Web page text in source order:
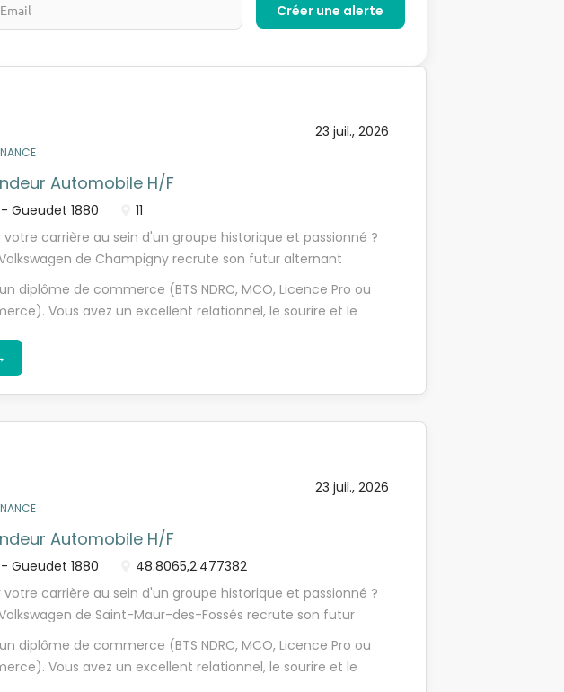
23 juil., 2026
Automobile H/F
Gueudet 1880
11
votre carrière au sein d'un groupe historique et passionné ?
de Champigny recrute son futur alternant
(f/h). Sous la responsabilité du Chef des Ventes et
votre tuteur, vous apprenez à accompagner nos clients
d'achat. Vous vous formez sur : - Accueillir les clients et
avec enthousiasme. - Présenter les véhicules et leurs
les services associés (financement, assurances,
diplôme de commerce (BTS NDRC, MCO, Licence Pro ou
Vous avez un excellent relationnel, le sourire et le
automobile. Notre objectif : former nos collaborateurs
CDI à la clef ! Gueudet 1880 vous accompagne dans
et tout au long de votre carrière.
23 juil., 2026
Automobile H/F
Gueudet 1880
48.8065,2.477382
votre carrière au sein d'un groupe historique et passionné ?
de Saint-Maur-des-Fossés recrute son futur
automobile (f/h). Sous la responsabilité du Chef des
par votre tuteur, vous apprenez à accompagner
leur projet d'achat. Vous vous formez sur : - Accueillir les
diplôme de commerce (BTS NDRC, MCO, Licence Pro ou
Vous avez un excellent relationnel, le sourire et le